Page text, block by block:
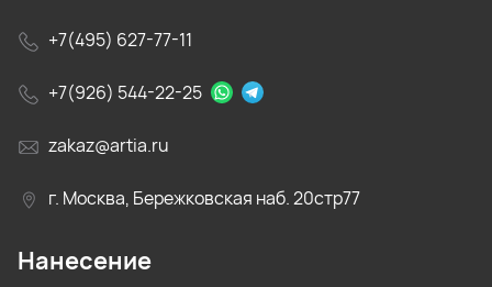
+7(495) 627-77-11
+7(926) 544-22-25
zakaz@artia.ru
г. Москва, Бережковская наб. 20стр77
Нанесение